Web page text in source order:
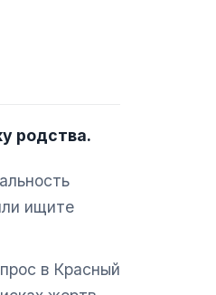
родства.
ищите
в Красный